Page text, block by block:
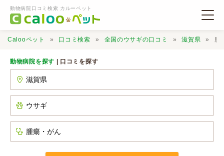
動物病院口コミ検索 カルーペット
口コミ検索
Calooペット 口コミ検索 全国のウサギの口コミ 滋賀県 腫
動物病院を探す | 口コミを探す